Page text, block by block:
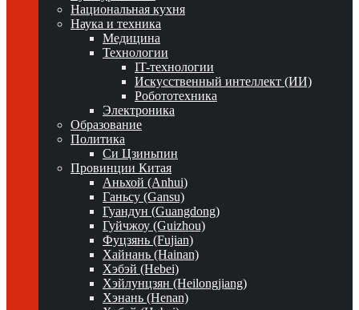
Национальная кухня
Наука и техника
Медицина
Технологии
IT-технологии
Искусственный интеллект (ИИ)
Робототехника
Электроника
Образование
Политика
Си Цзиньпин
Провинции Китая
Аньхой (Anhui)
Ганьсу (Gansu)
Гуандун (Guangdong)
Гуйчжоу (Guizhou)
Фуцзянь (Fujian)
Хайнань (Hainan)
Хэбэй (Hebei)
Хэйлунцзян (Heilongjiang)
Хэнань (Henan)